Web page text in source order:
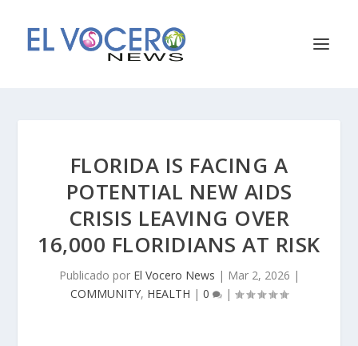
FLORIDA IS FACING A
POTENTIAL NEW AIDS
CRISIS LEAVING OVER
16,000 FLORIDIANS AT RISK
Publicado por El Vocero News | Mar 2, 2026 |
COMMUNITY, HEALTH | 0 |